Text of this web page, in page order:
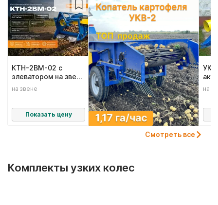
КТН-2ВМ-02 с
элеватором на звене
на звене
Показать цену
на
Смотреть все
Комплекты узких колес